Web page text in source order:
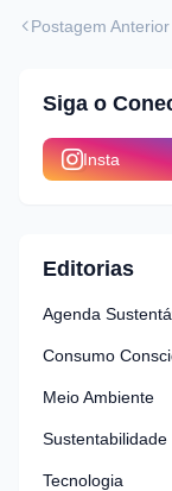
Postagem Anterior
Siga o
Insta
Editorias
Agenda
Consumo
Meio Ambiente
Sustentabilidade
Tecnologia